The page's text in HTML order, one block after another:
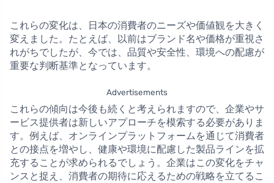
これらの変化は、日本の消費者のニーズや価値観を大きく
変えました。たとえば、以前はブランド名や価格が重視さ
れがちでしたが、今では、品質や安全性、環境への配慮が
重要な判断基準となっています。
Advertisements
これらの傾向は今後も続くと考えられますので、企業やサ
ービス提供者は新しいアプローチを模索する必要がありま
す。例えば、オンラインプラットフォームを通じて消費者
との接点を増やし、健康や環境に配慮した製品ラインを拡
充することが求められるでしょう。企業はこの変化をチャ
ンスと捉え、消費者の期待に応えるための戦略を立てるこ